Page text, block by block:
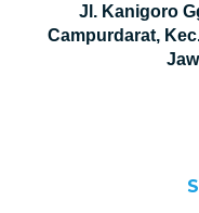
Jl. Kanigoro
Campurdarat,